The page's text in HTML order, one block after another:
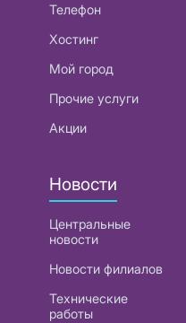
Телефон
Хостинг
Мой город
Прочие услуги
Акции
Новости
Центральные
новости
Новости филиалов
Технические
работы